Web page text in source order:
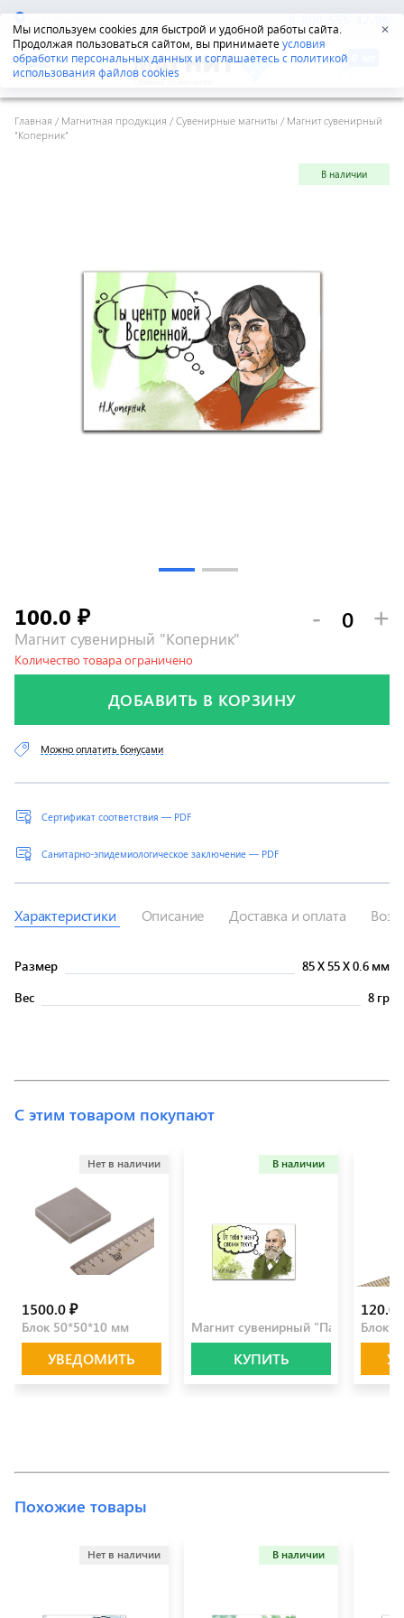
Мы используем cookies для быстрой и удобной работы сайта.
Продолжая пользоваться сайтом, вы принимаетеусловия
обработки персональных данных и соглашаетесь с политикой
использования файлов cookies
✕
Екатеринбург 8-800-555-42-96
Главная /Магнитная продукция /Сувенирные магниты /Магнит сувенирный
"Коперник"
В наличии
Магнит сувенирный "Коперник"
100.0 ₽ - +
ДОБАВИТЬ В КОРЗИНУ
Количество товара ограничено
Сертификат соответствия — PDF
Санитарно-эпидемиологическое заключение — PDF
Можно оплатить бонусами
Характеристики Описание Доставка и оплата
Размер 85X55X0.6 мм
Вес
8 гр
С этим товаром покупают
Нет в наличии
1500.0 ₽
Блок 50*50*10 мм
УВЕДОМИТЬ
В наличии
Магнит сувенирный "Павлов"
КУПИТЬ
120.0
Блок
Похожие товары
Нет в наличии В наличии